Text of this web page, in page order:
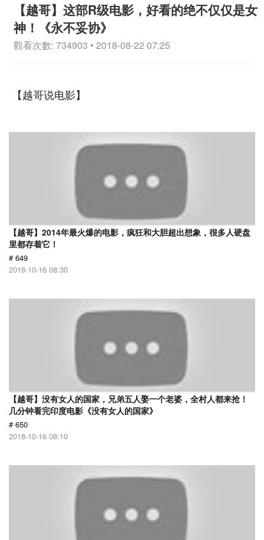
【越哥】这部R级电影，好看的绝不仅仅是女
神！《永不妥协》
觀看次數: 734903 • 2018-08-22 07:25
【越哥说电影】
【越哥】2014年最火爆的电影，疯狂和大胆超出想象，很多人硬盘
里都存着它！
# 649
2018-10-16 08:30
【越哥】没有女人的国家，兄弟五人娶一个老婆，全村人都来抢！
几分钟看完印度电影《没有女人的国家》
# 650
2018-10-16 08:10